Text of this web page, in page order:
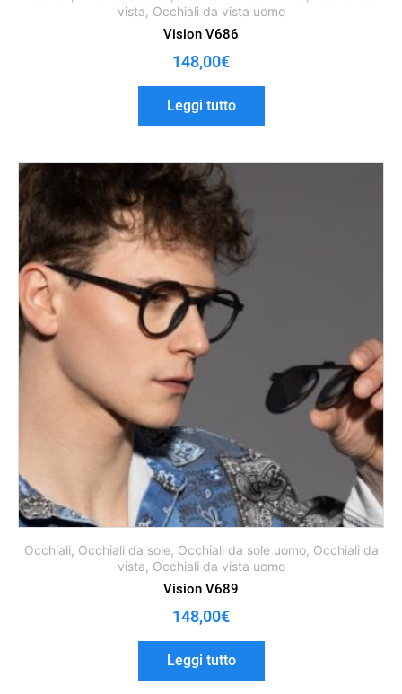
vista, Occhiali da vista uomo
Vision V686
148,00€
Leggi tutto
Occhiali, Occhiali da sole, Occhiali da sole uomo, Occhiali da
vista, Occhiali da vista uomo
Vision V689
148,00€
Leggi tutto